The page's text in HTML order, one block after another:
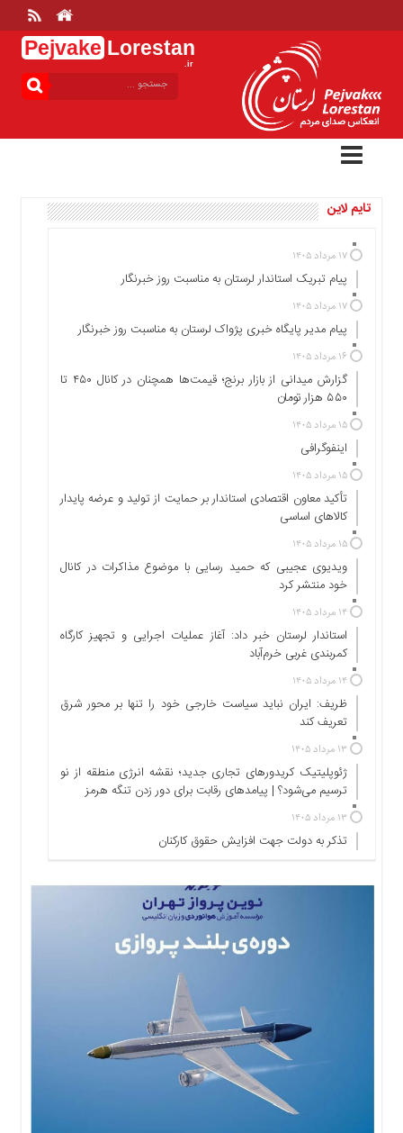
Pejvake Lorestan
.ir
بالا
خانه
ارتباط
درباره
تعرفه
منوی
اجتماعی
سیاسی
اقتصادی
ورزشی
آموزشی
دسترسی
ارتباط
برگه
تعرفه
تایم لاین
۱۷ مرداد ۱۴۰۵
پیام تبریک استاندار لرستان به‌ مناسبت روز خبرنگار
۱۷ مرداد ۱۴۰۵
پیام مدیر پایگاه خبری پژواک لرستان به مناسبت روز خبرنگار
۱۶ مرداد ۱۴۰۵
گزارش میدانی از بازار برنج؛ قیمت‌ها همچنان در کانال ۴۵۰ تا
۵۵۰ هزار تومان
۱۵ مرداد ۱۴۰۵
اینفوگرافی
۱۵ مرداد ۱۴۰۵
تأکید معاون اقتصادی استاندار بر حمایت از تولید و عرضه پایدار
کالاهای اساسی
۱۵ مرداد ۱۴۰۵
ویدیوی عجیبی که حمید رسایی با موضوع مذاکرات در کانال
خود منتشر کرد
۱۴ مرداد ۱۴۰۵
استاندار لرستان خبر داد: آغاز عملیات اجرایی و تجهیز کارگاه
کمربندی غربی خرم‌آباد
۱۴ مرداد ۱۴۰۵
ظریف: ایران نباید سیاست خارجی خود را تنها بر محور شرق
تعریف کند
۱۳ مرداد ۱۴۰۵
ژئوپلیتیک کریدورهای تجاری جدید؛ نقشه انرژی منطقه‌ از نو
ترسیم می‌شود؟ | پیامدهای رقابت برای دور زدن تنگه هرمز
۱۳ مرداد ۱۴۰۵
تذکر به دولت جهت افزایش حقوق کارکنان ‌